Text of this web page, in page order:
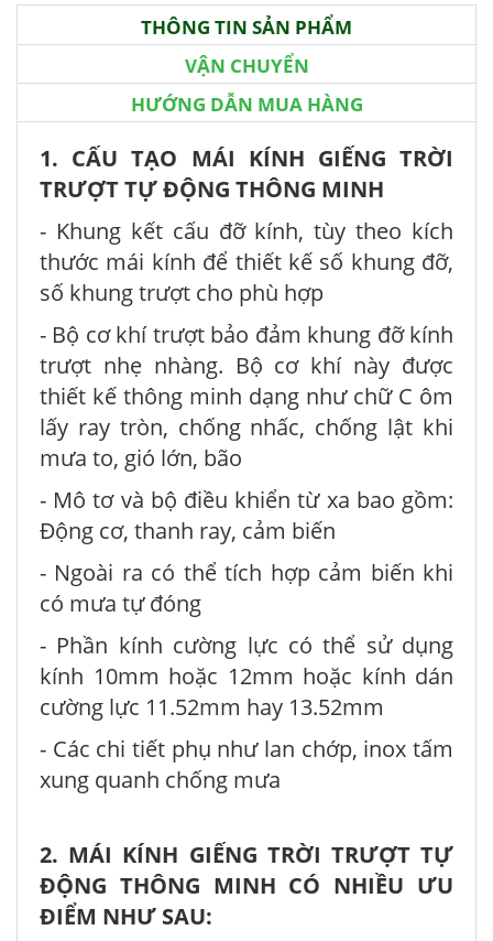
THÔNG TIN SẢN PHẨM
VẬN CHUYỂN
HƯỚNG DẪN MUA HÀNG
1. CẤU TẠO MÁI KÍNH GIẾNG TRỜI
TRƯỢT TỰ ĐỘNG THÔNG MINH
- Khung kết cấu đỡ kính, tùy theo kích
thước mái kính để thiết kế số khung đỡ,
số khung trượt cho phù hợp
- Bộ cơ khí trượt bảo đảm khung đỡ kính
trượt nhẹ nhàng. Bộ cơ khí này được
thiết kế thông minh dạng như chữ C ôm
lấy ray tròn, chống nhấc, chống lật khi
mưa to, gió lớn, bão
- Mô tơ và bộ điều khiển từ xa bao gồm:
Động cơ, thanh ray, cảm biến
- Ngoài ra có thể tích hợp cảm biến khi
có mưa tự đóng
- Phần kính cường lực có thể sử dụng
kính 10mm hoặc 12mm hoặc kính dán
cường lực 11.52mm hay 13.52mm
- Các chi tiết phụ như lan chớp, inox tấm
xung quanh chống mưa
2. MÁI KÍNH GIẾNG TRỜI TRƯỢT TỰ
ĐỘNG THÔNG MINH CÓ NHIỀU ƯU
ĐIỂM NHƯ SAU: